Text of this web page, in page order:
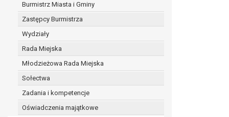
Burmistrz Miasta i Gminy
Zastępcy Burmistrza
Wydziały
Rada Miejska
Młodzieżowa Rada Miejska
Sołectwa
Zadania i kompetencje
Oświadczenia majątkowe
e-mail:iod@gryfino.pl
Pani/Pana dane osobowe przetwarzane są zgodnie z
realizacji zadań wynikających z przepisów
szeregu ustaw kompetencyjnych
zawarcia i realizacji umów;
ochrony żywotnych interesów osoby, której
wykonania zadania realizowanego w interesie
w pozostałych przypadkach dane osobowe
W związku z przetwarzaniem danych w celu
osobowych. Odbiorcami mogą być: